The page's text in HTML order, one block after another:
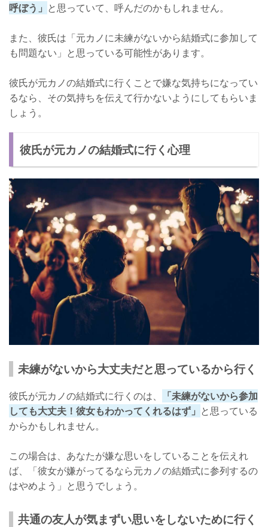
呼ぼう」 と思っていて、呼んだのかもしれません。
また、彼氏は「元カノに未練がないから結婚式に参加して
も問題ない」と思っている可能性があります。
彼氏が元カノの結婚式に行くことで嫌な気持ちになってい
るなら、その気持ちを伝えて行かないようにしてもらいま
しょう。
彼氏が元カノの結婚式に行く心理
未練がないから大丈夫だと思っているから行く
彼氏が元カノの結婚式に行くのは、
「未練がないから参加
しても大丈夫！彼女もわかってくれるはず」 と思っている
からかもしれません。
この場合は、あなたが嫌な思いをしていることを伝えれ
ば、「彼女が嫌がってるなら元カノの結婚式に参列するの
はやめよう」と思うでしょう。
共通の友人が気まずい思いをしないために行く